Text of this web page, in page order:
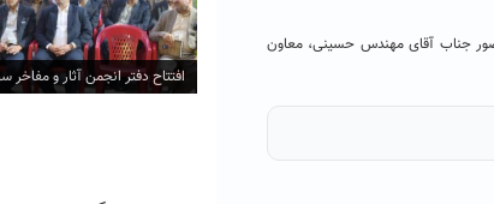
دانشگاه هاو موسسات آموزش عالی منطقه ۹ کشور با حضور جناب آقای مهندس حسینی، معاون
افتتاح دفتر انجمن آثار و مفاخر